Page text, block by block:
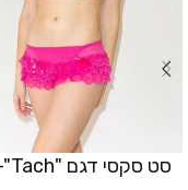
סט סקסי דגם "Tach"- ורוד